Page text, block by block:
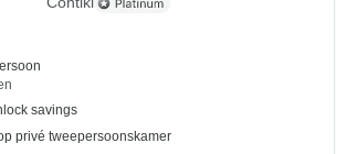
savings
privé tweepersoonskamer